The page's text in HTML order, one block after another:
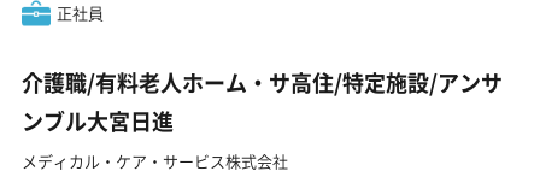
正社員
介護職/有料老人ホーム・サ高住/特定施設/アンサ
ンブル大宮日進
メディカル・ケア・サービス株式会社